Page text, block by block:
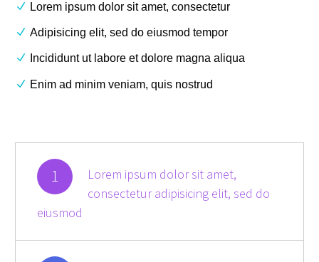
Lorem ipsum dolor sit amet, consectetur
Adipisicing elit, sed do eiusmod tempor
Incididunt ut labore et dolore magna aliqua
Enim ad minim veniam, quis nostrud
1
Lorem ipsum dolor sit amet,
consectetur adipisicing elit, sed do
eiusmod